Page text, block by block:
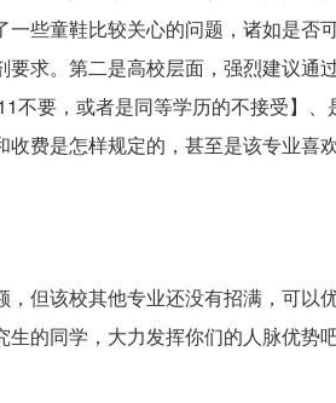
些童鞋比较关心的问题，诸如是
求。第二是高校层面，强烈建议
不要，或者是同等学历的不接受】
费是怎样规定的，甚至是该专业喜
但该校其他专业还没有招满，可
的同学，大力发挥你们的人脉优势